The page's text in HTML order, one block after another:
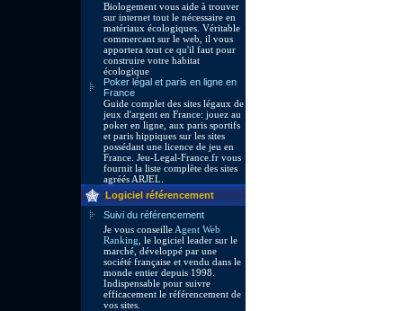
Biologement vous aide à trouver
sur internet tout le nécessaire en
matériaux écologiques. Véritable
commercant sur le web, il vous
apportera tout ce qu'il faut pour
construire votre habitat
écologique
Poker légal et paris en ligne en
France
Guide complet des sites légaux de
jeux d'argent en France: jouez au
poker en ligne, aux paris sportifs
et paris hippiques sur les sites
possédant une licence de jeu en
France. Jeu-Legal-France.fr vous
fournit la liste complète des sites
agréés ARJEL.
Logiciel référencement
Suivi du référencement
Je vous conseille Agent Web
Ranking , le logiciel leader sur le
marché, développé par une
société française et vendu dans le
monde entier depuis 1998.
Indispensable pour suivre
efficacement le référencement de
vos sites.